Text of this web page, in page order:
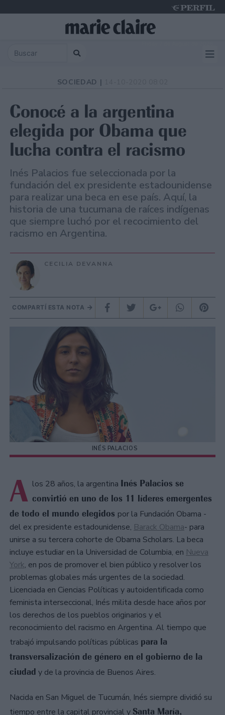
SOCIEDAD |
Conocé a la argentina
elegida por Obama que
lucha contra el racismo
Inés Palacios fue seleccionada por la
fundación del ex presidente estadounidense
para realizar una beca en ese país. Aquí, la
historia de una tucumana de raíces indígenas
que siempre luchó por el recocimiento del
racismo en Argentina.
CECILIA DEVANNA
COMPARTÍ ESTA NOTA
INÉS PALACIOS
A los 28 años, la argentina Inés Palacios se
convirtió en uno de los 11 líderes emergentes
de todo el mundo elegidos por la Fundación Obama -
del ex presidente estadounidense, Barack Obama- para
unirse a su tercera cohorte de Obama Scholars. La beca
incluye estudiar en la Universidad de Columbia, en Nueva
York, en pos de promover el bien público y resolver los
problemas globales más urgentes de la sociedad.
Licenciada en Ciencias Políticas y autoidentificada como
feminista interseccional, Inés milita desde hace años por
los derechos de los pueblos originarios y el
reconocimiento del racismo en Argentina. Al tiempo que
trabajó impulsando políticas públicas para la
transversalización de género en el gobierno de la
ciudad y de la provincia de Buenos Aires.
Nacida en San Miguel de Tucumán, Inés siempre dividió su
tiempo entre la capital provincial y Santa María,